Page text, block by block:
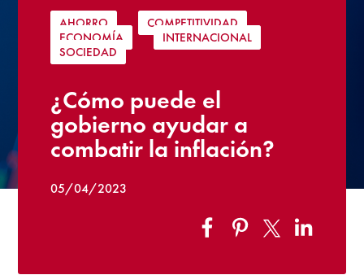
AHORRO | COMPETITIVIDAD
|
ECONOMÍA
| INTERNACIONAL
SOCIEDAD
¿Cómo puede el
gobierno ayudar a
combatir la inflación?
05/04/2023